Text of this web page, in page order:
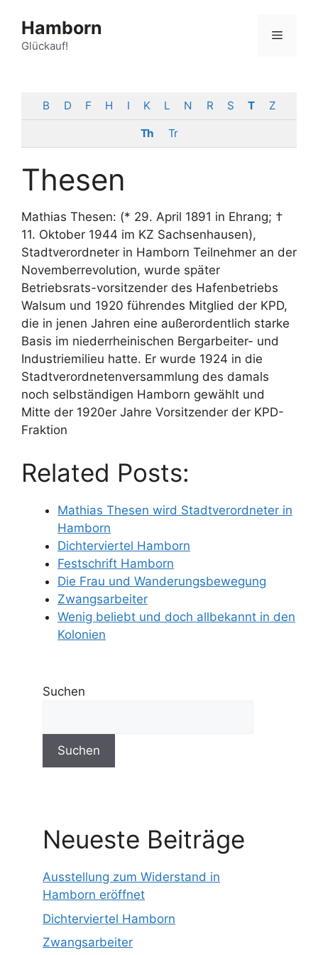
Inhalt
springen
Hamborn
Glückauf!
Menü
B D F H I K L N R S T Z
Th Tr
Thesen
Mathias Thesen: (* 29. April 1891 in Ehrang; †
11. Oktober 1944 im KZ Sachsenhausen),
Stadtverordneter in Hamborn Teilnehmer an der
Novemberrevolution, wurde später
Betriebsrats-vorsitzender des Hafenbetriebs
Walsum und 1920 führendes Mitglied der KPD,
die in jenen Jahren eine außerordentlich starke
Basis im niederrheinischen Bergarbeiter- und
Industriemilieu hatte. Er wurde 1924 in die
Stadtverordnetenversammlung des damals
noch selbständigen Hamborn gewählt und
Mitte der 1920er Jahre Vorsitzender der KPD-
Fraktion
Related Posts:
Mathias Thesen wird Stadtverordneter in
Hamborn
Dichterviertel Hamborn
Festschrift Hamborn
Die Frau und Wanderungsbewegung
Zwangsarbeiter
Wenig beliebt und doch allbekannt in den
Kolonien
Suchen
Suchen
Neueste Beiträge
Ausstellung zum Widerstand in
Hamborn eröffnet
Dichterviertel Hamborn
Zwangsarbeiter